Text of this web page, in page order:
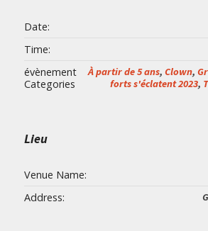
Date:
Time:
évènement
Categories
À partir de 5 ans, Clown,
forts s'éclatent 2023,
Lieu
Venue Name:
Address: